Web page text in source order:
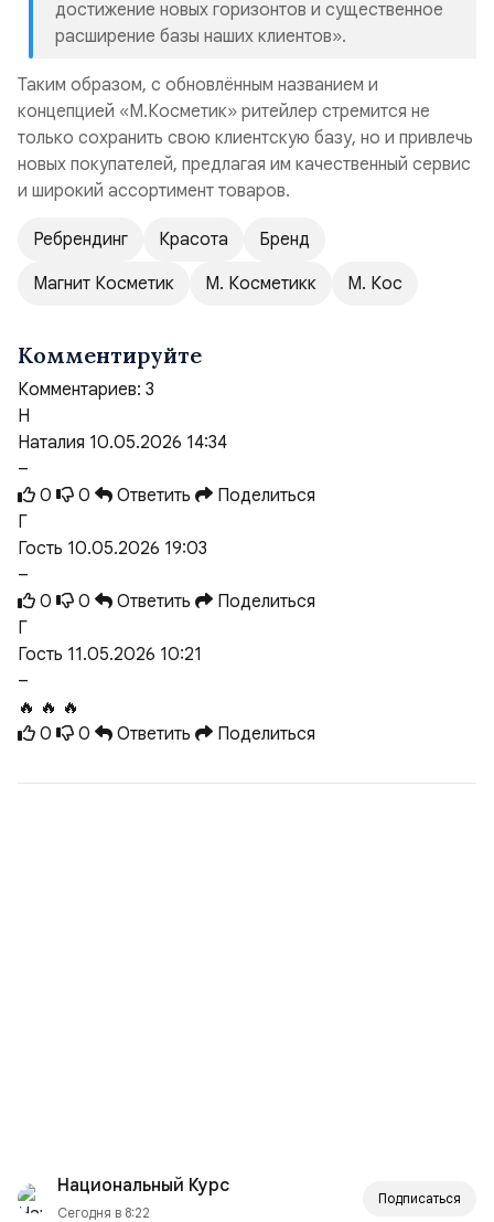
достижение новых горизонтов и существенное
расширение базы наших клиентов».
Таким образом, с обновлённым названием и
концепцией «М.Косметик» ритейлер стремится не
только сохранить свою клиентскую базу, но и привлечь
новых покупателей, предлагая им качественный сервис
и широкий ассортимент товаров.
Ребрендинг Красота
Бренд
Магнит Косметик
М. Косметикк М. Кос
Комментируйте
Комментариев: 3
Н
Наталия 10.05.2026 14:34
–
0
0 Ответить
Поделиться
Г
Гость 10.05.2026 19:03
–
0
0 Ответить
Поделиться
Г
Гость 11.05.2026 10:21
–
🔥 🔥 🔥
0
0 Ответить Поделиться
Национальный Курс
Сегодня в 8:22
Подписаться